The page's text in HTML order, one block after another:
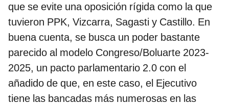
que se evite una oposición rígida como la que
tuvieron PPK, Vizcarra, Sagasti y Castillo. En
buena cuenta, se busca un poder bastante
parecido al modelo Congreso/Boluarte 2023-
2025, un pacto parlamentario 2.0 con el
añadido de que, en este caso, el Ejecutivo
tiene las bancadas más numerosas en las